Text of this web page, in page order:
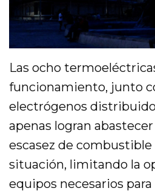
Las ocho
funcionamiento, junto
electrógenos
apenas logran
escasez de combustible
situación, limitando la
equipos necesarios